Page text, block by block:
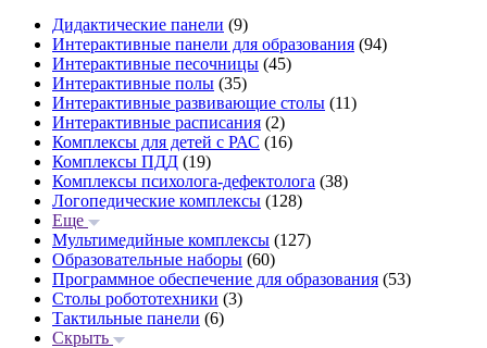
Дидактические панели (9)
Интерактивные панели для образования (94)
Интерактивные песочницы (45)
Интерактивные полы (35)
Интерактивные развивающие столы (11)
Интерактивные расписания (2)
Комплексы для детей с РАС (16)
Комплексы ПДД (19)
Комплексы психолога-дефектолога (38)
Логопедические комплексы (128)
Еще
Мультимедийные комплексы (127)
Образовательные наборы (60)
Программное обеспечение для образования (53)
Столы робототехники (3)
Тактильные панели (6)
Скрыть